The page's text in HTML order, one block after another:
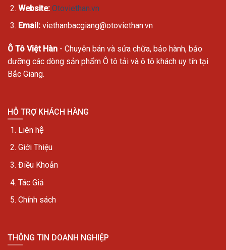
Website: Otoviethan.vn
Email: viethanbacgiang@otoviethan.vn
Ô Tô Việt Hàn - Chuyên bán và sửa chữa, bảo hành, bảo
dưỡng các dòng sản phẩm Ô tô tải và ô tô khách uy tín tại
Bắc Giang.
HỖ TRỢ KHÁCH HÀNG
Liên hệ
Giới Thiệu
Điều Khoản
Tác Giả
Chính sách
THÔNG TIN DOANH NGHIỆP